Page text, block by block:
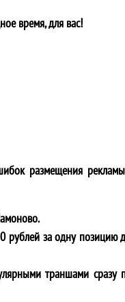
время, для вас!
размещения
.
рублей за одну позицию
траншами сразу